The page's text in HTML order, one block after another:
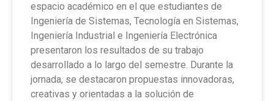
espacio académico en el que estudiantes de
Ingeniería de Sistemas, Tecnología en Sistemas,
Ingeniería Industrial e Ingeniería Electrónica
presentaron los resultados de su trabajo
desarrollado a lo largo del semestre. Durante la
jornada, se destacaron propuestas innovadoras,
creativas y orientadas a la solución de